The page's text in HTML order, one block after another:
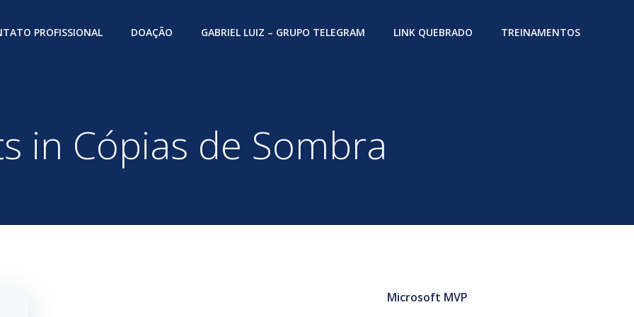
PROFISSIONAL DOAÇÃO GABRIEL LUIZ – GRUPO TELEGRAM LINK QUEBRADO TREINAMENTOS
in Cópias de Sombra
Microsoft MVP